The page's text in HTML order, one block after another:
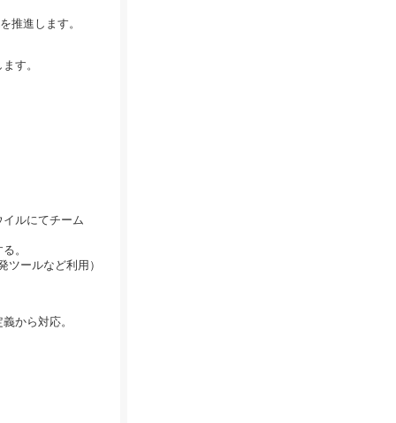
推進します。
す。
ルにてチーム
。
ールなど利用）
から対応。